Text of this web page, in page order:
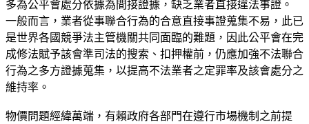
多為公平會處分依據為間接證據，缺乏業者直接違法事證。
一般而言，業者從事聯合行為的合意直接事證蒐集不易，此已
是世界各國競爭法主管機關共同面臨的難題，因此公平會在完
成修法賦予該會準司法的搜索、扣押權前，仍應加強不法聯合
行為之多方證據蒐集，以提高不法業者之定罪率及該會處分之
維持率。
物價問題經緯萬端，有賴政府各部門在遵行市場機制之前提